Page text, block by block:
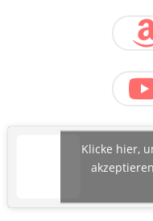
Klicke hier,